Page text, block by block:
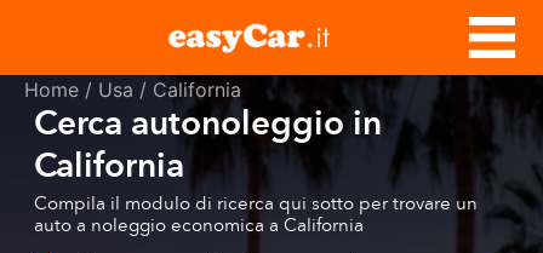
Home / Usa / California
Cerca autonoleggio in
California
Compila il modulo di ricerca qui sotto per trovare un
auto a noleggio economica a California